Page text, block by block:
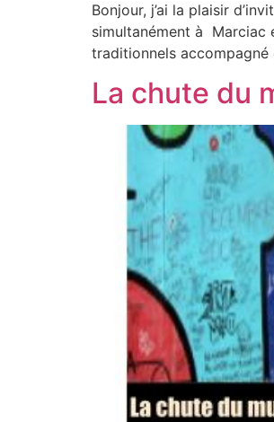
Bonjour, j’ai la plaisir
simultanément à Marciac
traditionnels
La chute du